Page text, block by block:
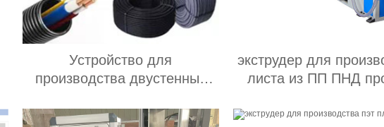
Устройство для
производства двустенных
экструдер для
листа из ПП ПНД